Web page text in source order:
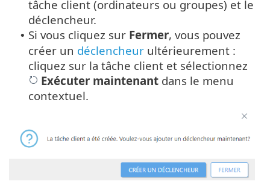
tâche client (ordinateurs ou groupes) et le
déclencheur.
• Si vous cliquez sur Fermer, vous pouvez
créer un déclencheur ultérieurement :
cliquez sur la tâche client et sélectionnez
Exécuter maintenant dans le menu
contextuel.